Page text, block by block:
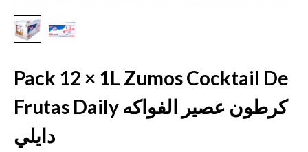
Pack 12 × 1L Zumos Cocktail De
Frutas Daily كرطون عصير الفواكه
دايلي